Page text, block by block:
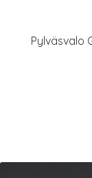
Pylväsvalo